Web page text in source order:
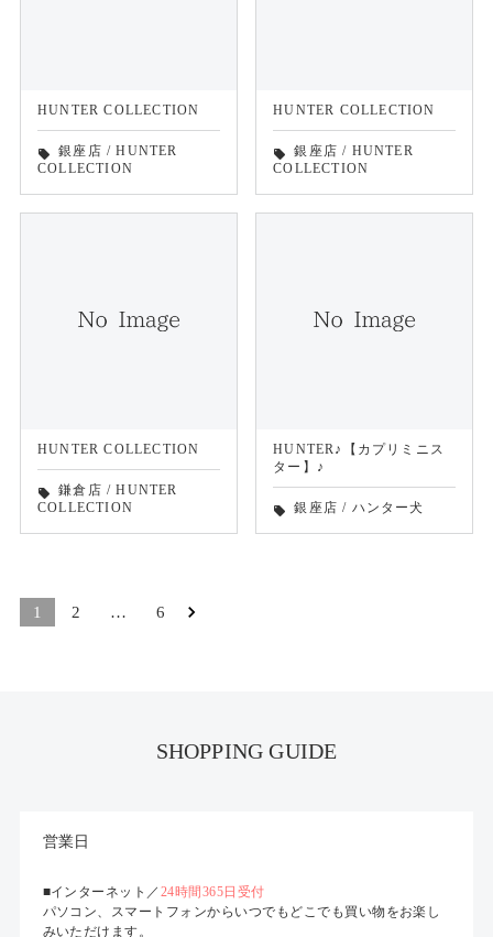
HUNTER COLLECTION
local_offer 銀座店 /HUNTER
COLLECTION
HUNTER COLLECTION
local_offer 銀座店 / HUNTER
COLLECTION
HUNTER COLLECTION
local_offer 鎌倉店 /HUNTER
COLLECTION
HUNTER♪【カプリミニス
ター】♪
local_offer 銀座店 / ハンター犬
1 2 … 6
SHOPPING GUIDE
営業日
■インターネット／ 24時間365日受付
パソコン、スマートフォンからいつでもどこでも買い物をお楽し
みいただけます。